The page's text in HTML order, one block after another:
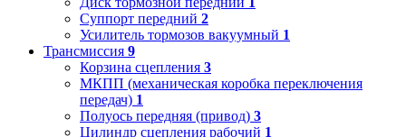
Суппорт передний 2
Усилитель тормозов вакуумный 1
Трансмиссия 9
Корзина сцепления 3
МКПП (механическая коробка переключения
передач) 1
Полуось передняя (привод) 3
Цилиндр сцепления рабочий 1